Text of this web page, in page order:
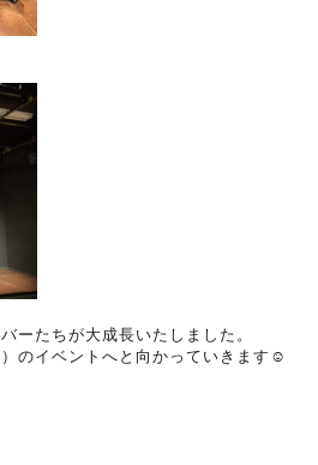
ーたちが大成長いたしました。
のイベントへと向かっていきます☺